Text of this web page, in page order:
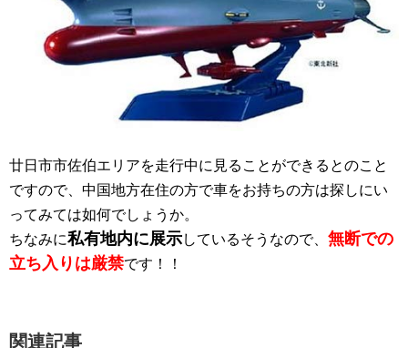
廿日市市佐伯エリアを走行中に見ることができるとのこと
ですので、中国地方在住の方で車をお持ちの方は探しにい
ってみては如何でしょうか。
ちなみに私有地内に展示しているそうなので、 無断での
立ち入りは厳禁です！！
関連記事